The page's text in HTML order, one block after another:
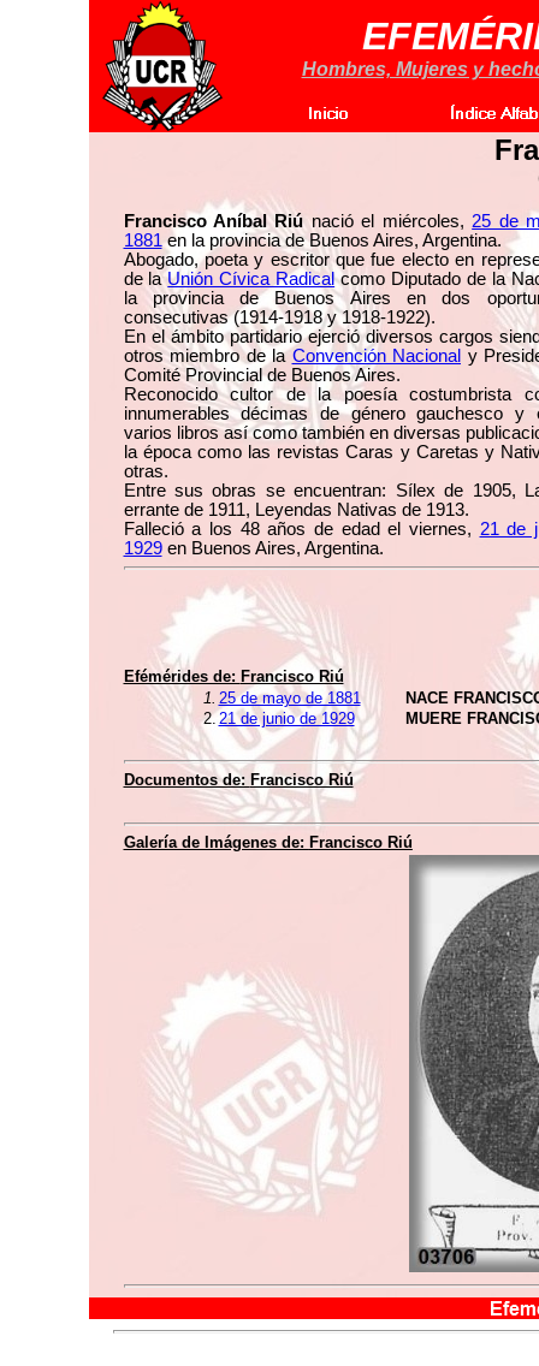
Hombres, Mujeres y
Francisco Aníbal Riúnació el miércoles, 25 de
1881en la provincia de Buenos Aires, Argentina.
Abogado, poeta y escritor que fue electo en
de laUnión Cívica Radicalcomo Diputado de la
la provincia de Buenos Aires en dos
consecutivas (1914-1918 y 1918-1922).
En el ámbito partidario ejerció diversos cargos
otros miembro de laConvención Nacional y
Comité Provincial de Buenos Aires.
Reconocido cultor de la poesía costumbrista
innumerables décimas de género gauchesco y
varios libros así como también en diversas
la época como las revistas Caras y Caretas y
otras.
Entre sus obras se encuentran: Sílex de 1905,
errante de 1911, Leyendas Nativas de 1913.
Falleció a los 48 años de edad el viernes, 21 de
1929en Buenos Aires, Argentina.
Efémérides de: Francisco Riú
1. 25 de mayo de 1881
NACE
2. 21 de junio de 1929 MUERE
Documentos de: Francisco Riú
Galería de Imágenes de: Francisco Riú